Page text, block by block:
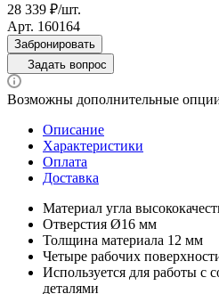
28 339 ₽/шт.
Арт. 160164
Забронировать
Задать вопрос
Возможны дополнительные
Описание
Характеристики
Оплата
Доставка
Материал угла
Отверстия Ø16 мм
Толщина материала 12 мм
Четыре рабочих
Используется для работы
деталями